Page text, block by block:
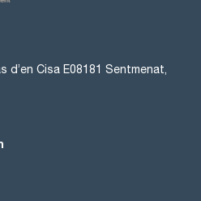
d’en Cisa E08181 Sentmenat,